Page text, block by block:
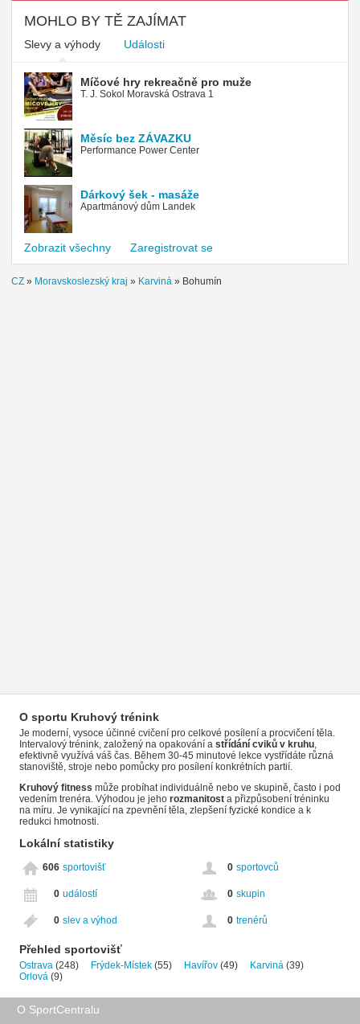
MOHLO BY TĚ ZAJÍMAT
Slevy a výhody Události
Míčové hry rekreačně pro muže
T. J. Sokol Moravská Ostrava 1
Měsíc bez ZÁVAZKU
Performance Power Center
Dárkový šek - masáže
Apartmánový dům Landek
Zobrazit všechny Zaregistrovat se
CZ » Moravskoslezský kraj » Karviná » Bohumín
O sportu Kruhový trénink
Je moderní, vysoce účinné cvičení pro celkové posílení a procvičení těla.
Intervalový trénink, založený na opakování a střídání cviků v kruhu
efektivně využívá váš čas. Během 30-45 minutové lekce vystřídáte různá
stanoviště, stroje nebo pomůcky pro posílení konkrétních partií.
Kruhový fitness může probíhat individuálně nebo ve skupině, často i pod
vedením trenéra. Výhodou je jeho rozmanitost a přizpůsobení tréninku
na míru. Je vynikající na zpevnění těla, zlepšení fyzické kondice a k
redukci hmotnosti.
Lokální statistiky
606 sportovišť 0 sportovců
0 událostí 0 skupin
0 slev a výhod 0 trenérů
Přehled sportovišť
Ostrava (248) Frýdek-Místek (55) Havířov (49) Karviná (39)
Orlová (9)
O SportCentralu